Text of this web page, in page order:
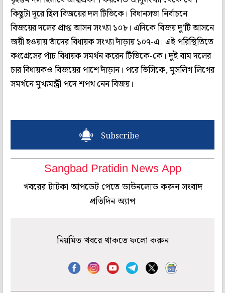
কিছুটা দূরে ছিল বিজয়ের দল টিভিকে। বিধানসভা নির্বাচনে
বিজয়ের দলের প্রাপ্ত আসন সংখ্যা ১০৮। এদিকে বিজয় দু’টি আসনে
জয়ী হওয়ায় তাঁদের বিধায়ক সংখ্যা দাঁড়ায় ১০৭-এ। এই পরিস্থিতিতে
কংগ্রেসের পাঁচ বিধায়ক সমর্থন করেন টিভিকে-কে। দুই বাম দলের
চার বিধায়কও বিজয়ের পাশে দাঁড়ান। পরে ভিসিকে, মুসলিগ লিগের
সমর্থনে মুখ্যমন্ত্রী পদে শপথ নেন বিজয়।
Subscribe
Sangbad Pratidin News App
খবরের টাটকা আপডেট পেতে ডাউনলোড করুন সংবাদ
প্রতিদিন অ্যাপ
নিয়মিত খবরে থাকতে ফলো করুন